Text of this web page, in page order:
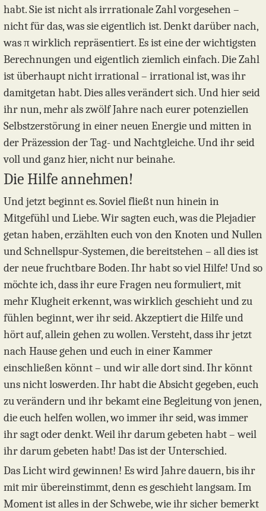
habt. Sie ist nicht als irrrationale Zahl vorgesehen –
nicht für das, was sie eigentlich ist. Denkt darüber nach,
was π wirklich repräsentiert. Es ist eine der wichtigsten
Berechnungen und eigentlich ziemlich einfach. Die Zahl
ist überhaupt nicht irrational – irrational ist, was ihr
damitgetan habt. Dies alles verändert sich. Und hier seid
ihr nun, mehr als zwölf Jahre nach eurer potenziellen
Selbstzerstörung in einer neuen Energie und mitten in
der Präzession der Tag- und Nachtgleiche. Und ihr seid
voll und ganz hier, nicht nur beinahe.
Die Hilfe annehmen!
Und jetzt beginnt es. Soviel fließt nun hinein in
Mitgefühl und Liebe. Wir sagten euch, was die Plejadier
getan haben, erzählten euch von den Knoten und Nullen
und Schnellspur-Systemen, die bereitstehen – all dies ist
der neue fruchtbare Boden. Ihr habt so viel Hilfe! Und so
möchte ich, dass ihr eure Fragen neu formuliert, mit
mehr Klugheit erkennt, was wirklich geschieht und zu
fühlen beginnt, wer ihr seid. Akzeptiert die Hilfe und
hört auf, allein gehen zu wollen. Versteht, dass ihr jetzt
nach Hause gehen und euch in einer Kammer
einschließen könnt – und wir alle dort sind. Ihr könnt
uns nicht loswerden. Ihr habt die Absicht gegeben, euch
zu verändern und ihr bekamt eine Begleitung von jenen,
die euch helfen wollen, wo immer ihr seid, was immer
ihr sagt oder denkt. Weil ihr darum gebeten habt – weil
ihr darum gebeten habt! Das ist der Unterschied.
Das Licht wird gewinnen! Es wird Jahre dauern, bis ihr
mit mir übereinstimmt, denn es geschieht langsam. Im
Moment ist alles in der Schwebe, wie ihr sicher bemerkt